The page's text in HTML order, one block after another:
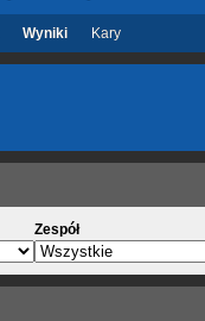
Wyniki Kary
Zespół